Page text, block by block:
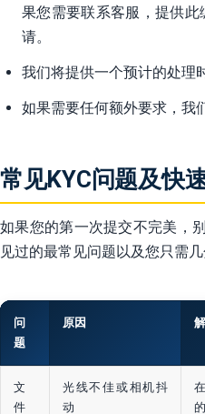
果您需要联系客服，提供
请。
我们将提供一个预计的处理
如果需要任何额外要求，我
常见KYC问题及快
如果您的第一次提交不完美，
见过的最常见问题以及您只需
问
题
原因
文
件
光线不佳或相机抖
动